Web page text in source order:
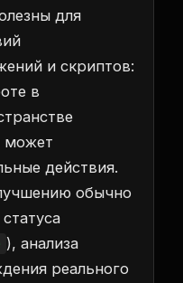
для
и скриптов:
в
может
действия.
обычно
), анализа
реального